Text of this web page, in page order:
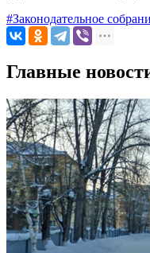
#Законодательное
Главные